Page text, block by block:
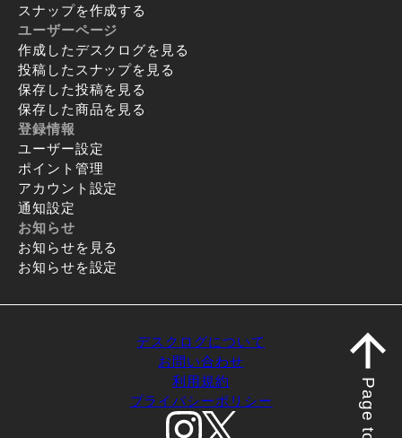
スナップを作成する
ユーザーページ
作成したデスクログを見る
投稿したスナップを見る
保存した投稿を見る
保存した商品を見る
登録情報
ユーザー設定
ポイント管理
アカウント設定
通知設定
お知らせ
お知らせを見る
お知らせを設定
デスクログについて
お問い合わせ
利用規約
プライバシーポリシー
Page top